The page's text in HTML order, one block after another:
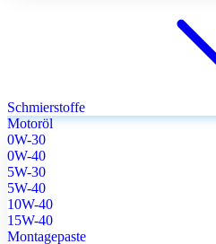
Schmierstoffe
Motoröl
0W-30
0W-40
5W-30
5W-40
10W-40
15W-40
Montagepaste